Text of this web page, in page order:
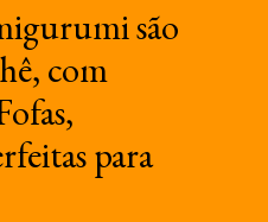
são
com
para